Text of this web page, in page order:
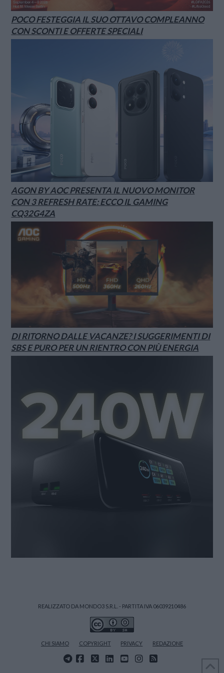
POCO FESTEGGIA IL SUO OTTAVO COMPLEANNO
CON SCONTI E OFFERTE SPECIALI
AGON BY AOC PRESENTA IL NUOVO MONITOR
CON 3 REFRESH RATE: ECCO IL GAMING
CQ32G4ZA
DI RITORNO DALLE VACANZE? I SUGGERIMENTI DI
SBS E PURO PER UN RIENTRO CON PIÙ ENERGIA
REALIZZATO DA MONDO3 S.R.L. - PARTITA IVA 06039210486
CHI SIAMO COPYRIGHT PRIVACY REDAZIONE